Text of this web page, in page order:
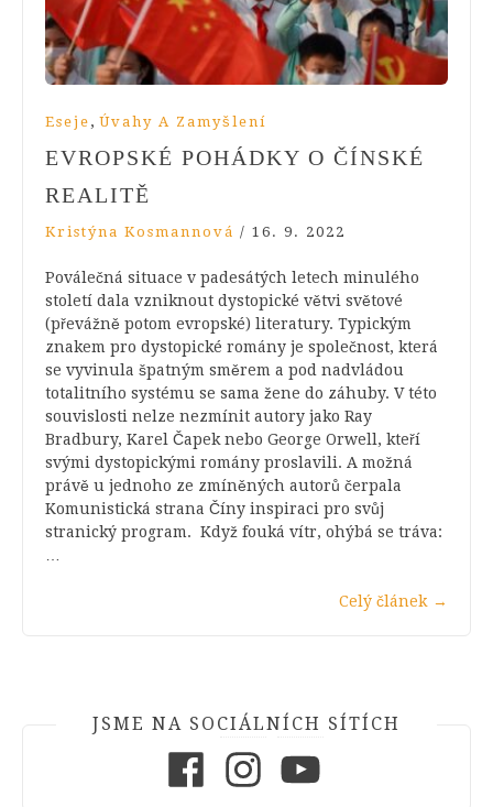
Eseje , Úvahy A Zamyšlení
EVROPSKÉ POHÁDKY O ČÍNSKÉ
REALITĚ
Kristýna Kosmannová / 16. 9. 2022
Poválečná situace v padesátých letech minulého
století dala vzniknout dystopické větvi světové
(převážně potom evropské) literatury. Typickým
znakem pro dystopické romány je společnost, která
se vyvinula špatným směrem a pod nadvládou
totalitního systému se sama žene do záhuby. V této
souvislosti nelze nezmínit autory jako Ray
Bradbury, Karel Čapek nebo George Orwell, kteří
svými dystopickými romány proslavili. A možná
právě u jednoho ze zmíněných autorů čerpala
Komunistická strana Číny inspiraci pro svůj
stranický program. Když fouká vítr, ohýbá se tráva:
Celý článek →
JSME NA SOCIÁLNÍCH SÍTÍCH